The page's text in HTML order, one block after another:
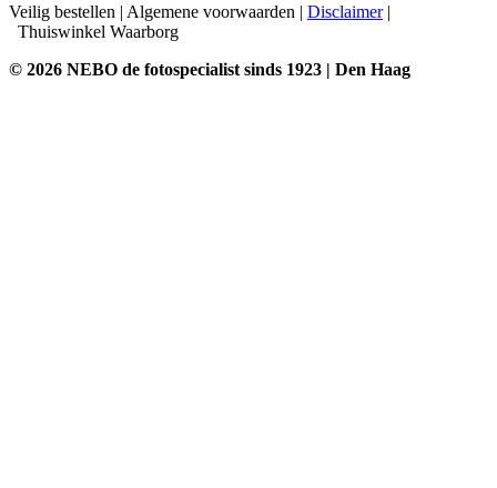
Veilig bestellen | Algemene voorwaarden | Disclaimer|
Thuiswinkel Waarborg
© 2026 NEBO de fotospecialist sinds 1923 | Den Haag